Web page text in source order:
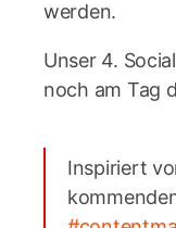
werden.
Unser 4.
noch am Tag
Inspiriert